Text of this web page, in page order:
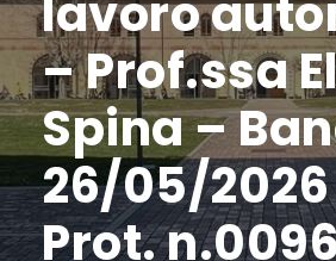
lavoro
– Prof.ssa
Spina –
26/05/
Prot.